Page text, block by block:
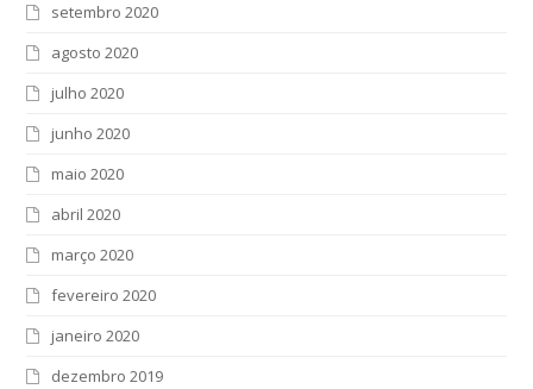
setembro 2020
agosto 2020
julho 2020
junho 2020
maio 2020
abril 2020
março 2020
fevereiro 2020
janeiro 2020
dezembro 2019